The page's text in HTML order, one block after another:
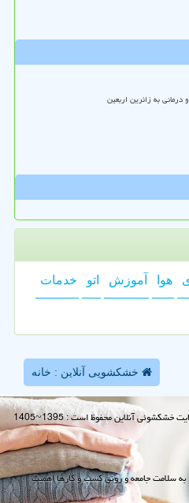
هوا آموزش اتو خدمات
خشکشویی آنلاین : خانه
سلامت جامعه و رونق کسب و کارها اهمیت